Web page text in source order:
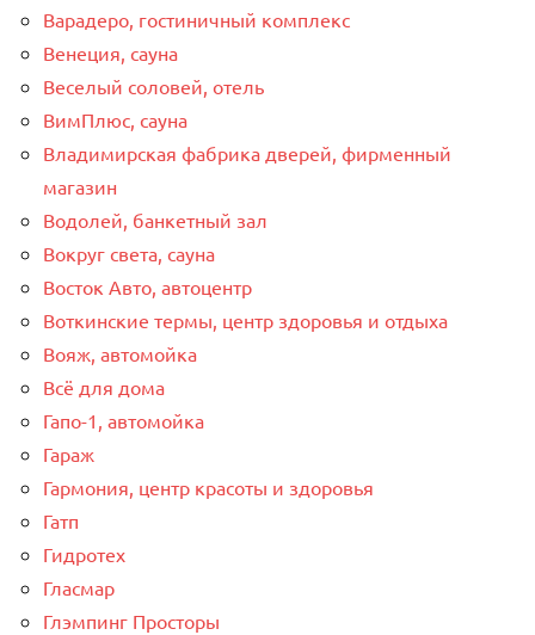
Варадеро, гостиничный комплекс
Венеция, сауна
Веселый соловей, отель
ВимПлюс, сауна
Владимирская фабрика дверей, фирменный
магазин
Водолей, банкетный зал
Вокруг света, сауна
Восток Авто, автоцентр
Воткинские термы, центр здоровья и отдыха
Вояж, автомойка
Всё для дома
Гапо-1, автомойка
Гараж
Гармония, центр красоты и здоровья
Гатп
Гидротех
Гласмар
Глэмпинг Просторы